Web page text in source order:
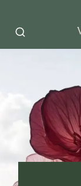
content